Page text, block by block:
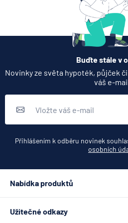
Zobrazit
Buďte stále v
Novinky ze světa hypoték, půjček
váš e-
Přihlášením k odběru novinek
osobních
Nabídka produktů
Užitečné odkazy